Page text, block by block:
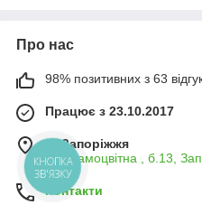
Про нас
98% позитивних з 63
Працює з 23.10.2017
м. Запоріжжя
вул.Самоцвітна , б.13,
Контакти
КНОПКА
ЗВ'ЯЗКУ